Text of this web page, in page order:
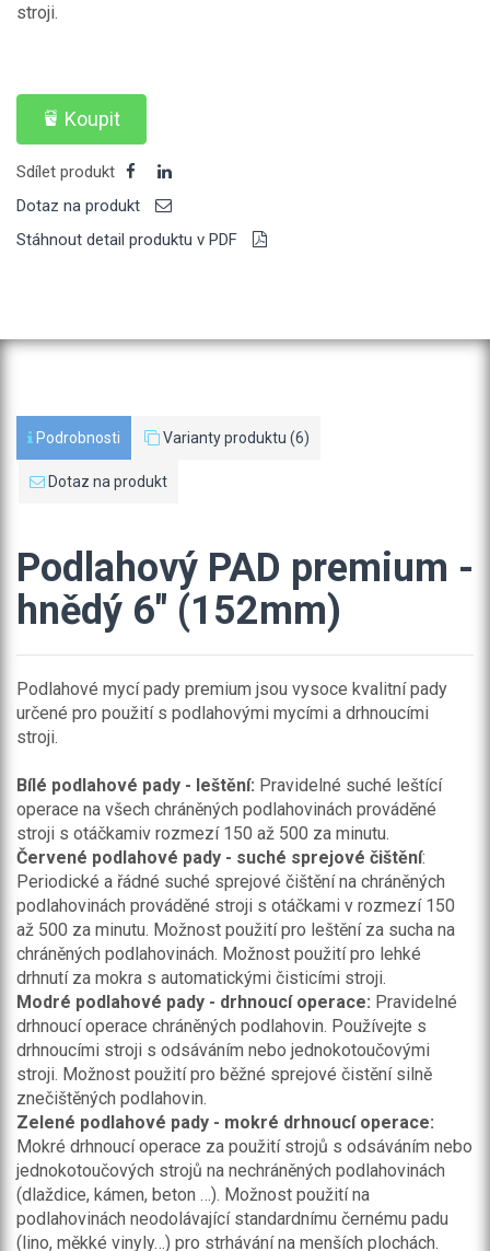
stroji.
Koupit
Sdílet produkt
Dotaz na produkt
Stáhnout detail produktu v PDF
Podrobnosti Varianty produktu (6)
Dotaz na produkt
Podlahový PAD premium -
hnědý 6" (152mm)
Podlahové mycí pady premium jsou vysoce kvalitní pady
určené pro použití s podlahovými mycími a drhnoucími
stroji.
Bílé podlahové pady - leštění: Pravidelné suché leštící
operace na všech chráněných podlahovinách prováděné
stroji s otáčkamiv rozmezí 150 až 500 za minutu.
Červené podlahové pady - suché sprejové čištění:
Periodické a řádné suché sprejové čištění na chráněných
podlahovinách prováděné stroji s otáčkami v rozmezí 150
až 500 za minutu. Možnost použití pro leštění za sucha na
chráněných podlahovinách. Možnost použití pro lehké
drhnutí za mokra s automatickými čisticími stroji.
Modré podlahové pady - drhnoucí operace: Pravidelné
drhnoucí operace chráněných podlahovin. Používejte s
drhnoucími stroji s odsáváním nebo jednokotoučovými
stroji. Možnost použití pro běžné sprejové čistění silně
znečištěných podlahovin.
Zelené podlahové pady - mokré drhnoucí operace:
Mokré drhnoucí operace za použití strojů s odsáváním nebo
jednokotoučových strojů na nechráněných podlahovinách
(dlaždice, kámen, beton …). Možnost použití na
podlahovinách neodolávající standardnímu černému padu
(lino, měkké vinyly…) pro strhávání na menších plochách.